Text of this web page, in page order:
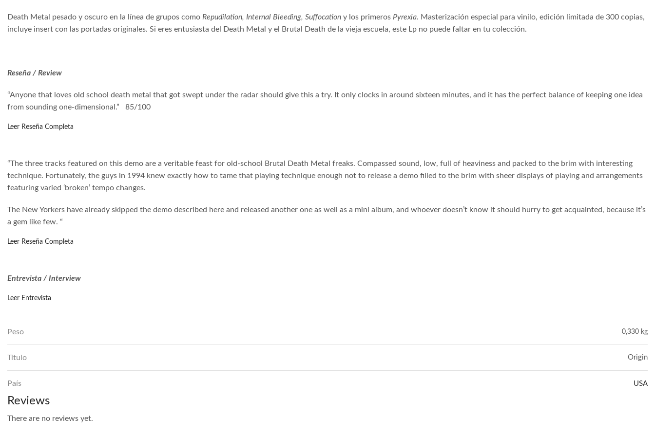
Death Metal pesado y oscuro en la línea de grupos como Repudilation, Internal Bleeding, Suffocation y los primeros Pyrexia. Masterización especial para vinilo, edición limitada de 300 copias,
incluye insert con las portadas originales. Si eres entusiasta del Death Metal y el Brutal Death de la vieja escuela, este Lp no puede faltar en tu colección.
Reseña / Review
“Anyone that loves old school death metal that got swept under the radar should give this a try. It only clocks in around sixteen minutes, and it has the perfect balance of keeping one idea
from sounding one-dimensional.”
85/100
Leer Reseña Completa
“The three tracks featured on this demo are a veritable feast for old-school Brutal Death Metal freaks. Compassed sound, low, full of heaviness and packed to the brim with interesting
technique. Fortunately, the guys in 1994 knew exactly how to tame that playing technique enough not to release a demo filled to the brim with sheer displays of playing and arrangements
featuring varied ‘broken’ tempo changes.
The New Yorkers have already skipped the demo described here and released another one as well as a mini album, and whoever doesn’t know it should hurry to get acquainted, because it’s
a gem like few. “
Leer Reseña Completa
Entrevista / Interview
Leer Entrevista
Peso 0,330 kg
Título Origin
País USA
Reviews
There are no reviews yet.